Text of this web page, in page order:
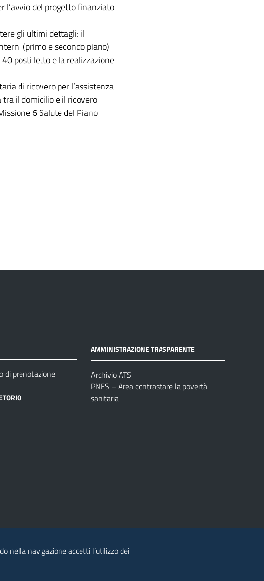
l’avvio del progetto finanziato
gli ultimi dettagli: il
(primo e secondo piano)
posti letto e la realizzazione
di ricovero per l’assistenza
il domicilio e il ricovero
6 Salute del Piano
di prenotazione
AMMINISTRAZIONE TRASPARENTE
Archivio ATS
PNES – Area contrastare la povertà
sanitaria
nella navigazione accetti l’utilizzo dei